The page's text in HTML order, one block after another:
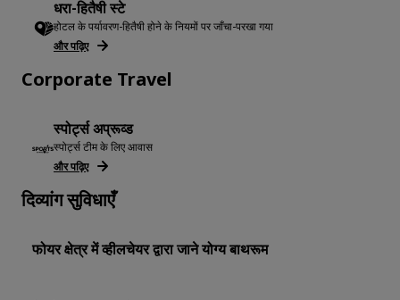
धरा-हितैषी स्टे
होटल के पर्यावरण-हितैषी होने के नियमों पर जाँचा-परखा गया
और पढ़िए
Corporate Travel
स्पोर्ट्स अप्रूव्ड
स्पोर्ट्स टीम के लिए आवास
और पढ़िए
दिव्यांग सुविधाएँ
फोयर क्षेत्र में व्हीलचेयर द्वारा जाने योग्य बाथरूम